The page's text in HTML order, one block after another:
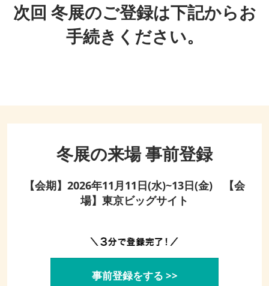
次回 冬展のご登録は下記からお
手続きください。
冬展の来場 事前登録
【会期】2026年11月11日(水)~13日(金) 【会
場】東京ビッグサイト
事前登録をする >>